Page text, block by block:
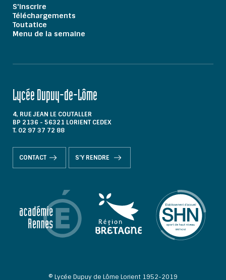
S'inscrire
Téléchargements
Toutatice
Menu de la semaine
Lycée Dupuy-de-Lôme
4, RUE JEAN LE COUTALLER
BP 2136 - 56321 LORIENT CEDEX
T. 02 97 37 72 88
CONTACT S'Y RENDRE
© Lycée Dupuy de Lôme Lorient 1952-2019